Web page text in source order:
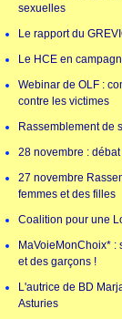
sexuelles
Le rapport du
Le HCE en
Webinar de OLF :
contre les victimes
Rassemblement de
28 novembre :
27 novembre
femmes et des filles
Coalition pour une
MaVoieMonChoix* :
et des garçons !
L'autrice de BD
Asturies